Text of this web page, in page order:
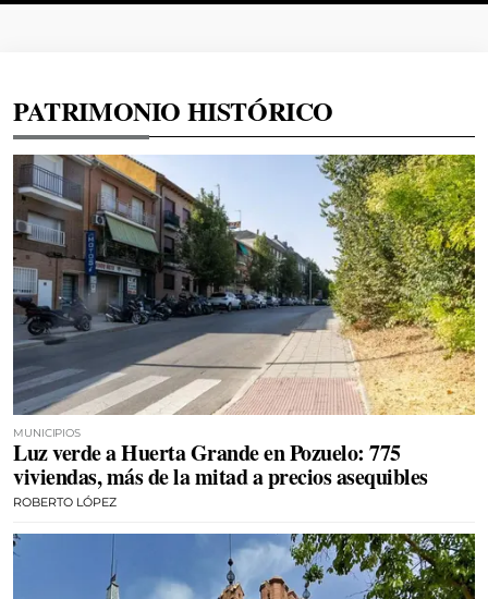
PATRIMONIO HISTÓRICO
MUNICIPIOS
Luz verde a Huerta Grande en Pozuelo: 775
viviendas, más de la mitad a precios asequibles
ROBERTO LÓPEZ